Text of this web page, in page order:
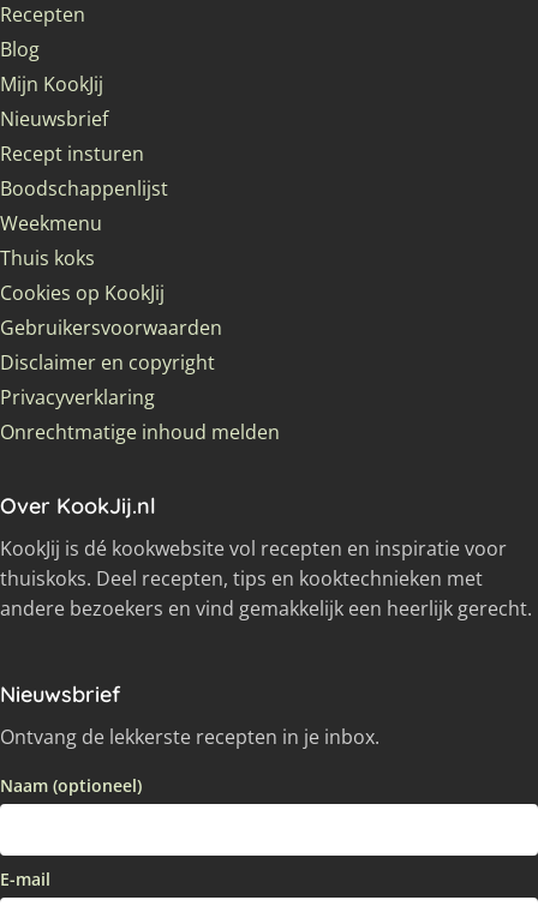
Recepten
Blog
Mijn KookJij
Nieuwsbrief
Recept insturen
Boodschappenlijst
Weekmenu
Thuis koks
Cookies op KookJij
Gebruikersvoorwaarden
Disclaimer en copyright
Privacyverklaring
Onrechtmatige inhoud melden
Over KookJij.nl
KookJij is dé kookwebsite vol recepten en inspiratie voor
thuiskoks. Deel recepten, tips en kooktechnieken met
andere bezoekers en vind gemakkelijk een heerlijk gerecht.
Nieuwsbrief
Ontvang de lekkerste recepten in je inbox.
Naam (optioneel)
E-mail